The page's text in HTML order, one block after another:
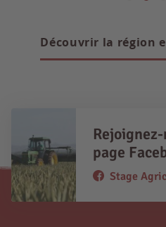
Découvrir la région
page
Stage